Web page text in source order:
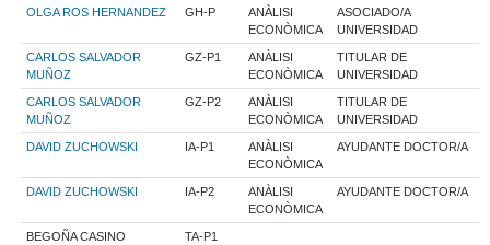
OLGA ROS HERNANDEZ GH-P
ANÀLISI
ECONÒMICA
ASOCIADO/A
UNIVERSIDAD
CARLOS SALVADOR
MUÑOZ
GZ-P1
ANÀLISI
ECONÒMICA
TITULAR DE
UNIVERSIDAD
CARLOS SALVADOR
MUÑOZ
GZ-P2
ANÀLISI
ECONÒMICA
TITULAR DE
UNIVERSIDAD
DAVID ZUCHOWSKI IA-P1
ANÀLISI
ECONÒMICA
AYUDANTE DOCTOR/A
DAVID ZUCHOWSKI IA-P2
ANÀLISI
ECONÒMICA
AYUDANTE DOCTOR/A
BEGOÑA CASINO
TA-P1